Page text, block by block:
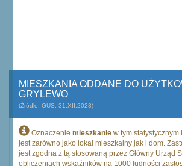
MIESZKANIA ODDANE DO
GRYLEWO
(Źródło: GUS, 31.XII.2023)
Oznaczenie mieszkanie w tym
jest zarówno jako lokal mieszkalny jak i dom.
jest zgodna z tą stosowaną przez Główny Urząd
obliczeniach wskaźników na 1000 ludności